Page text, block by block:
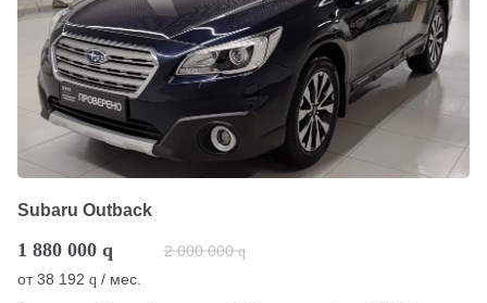
Subaru Outback
1 880 000 q 2 000 000 q
от38 192 q / мес.